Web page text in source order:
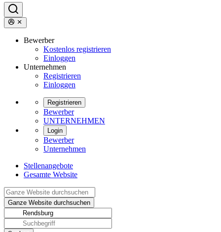
Bewerber
Kostenlos registrieren
Einloggen
Unternehmen
Registrieren
Einloggen
Registrieren
Bewerber
UNTERNEHMEN
Login
Bewerber
Unternehmen
Stellenangebote
Gesamte Website